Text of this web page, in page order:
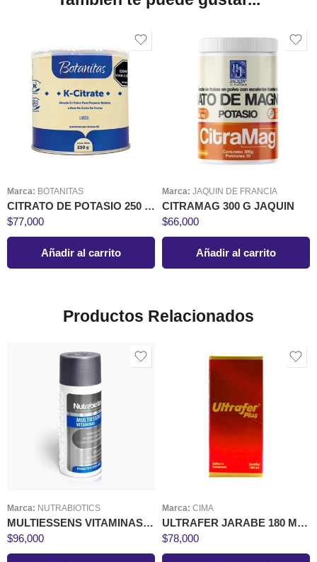
Marca: BOTANITAS
CITRATO DE POTASIO 250 G BOTANITAS
$77,000
Añadir al carrito
Marca: JAQUIN DE FRANCIA
CITRAMAG 300 G JAQUIN
$66,000
Añadir al carrito
Productos Relacionados
Marca: NUTRABIOTICS
MULTIESSENS VITAMINAS 60 CÁPSULAS NUTRABIOTICS
$96,000
Marca: CIMA
ULTRAFER JARABE 180 ML CIMA
$78,000